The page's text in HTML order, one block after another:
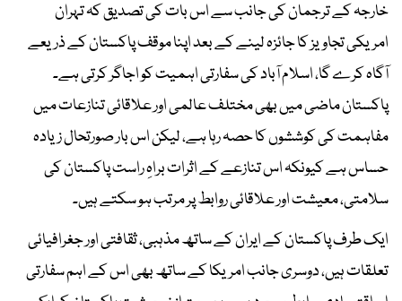
خارجہ کے ترجمان کی جانب سے اس بات کی تصدیق کہ تہران
امریکی تجاویز کا جائزہ لینے کے بعد اپنا موقف پاکستان کے ذریعے
آگاہ کرے گا، اسلام آباد کی سفارتی اہمیت کو اجاگر کرتی ہے۔
پاکستان ماضی میں بھی مختلف عالمی اور علاقائی تنازعات میں
مفاہمت کی کوششوں کا حصہ رہا ہے، لیکن اس بار صورتحال زیادہ
حساس ہے کیونکہ اس تنازعے کے اثرات براہِ راست پاکستان کی
سلامتی، معیشت اور علاقائی روابط پر مرتب ہو سکتے ہیں۔
ایک طرف پاکستان کے ایران کے ساتھ مذہبی، ثقافتی اور جغرافیائی
تعلقات ہیں، دوسری جانب امریکا کے ساتھ بھی اس کے اہم سفارتی